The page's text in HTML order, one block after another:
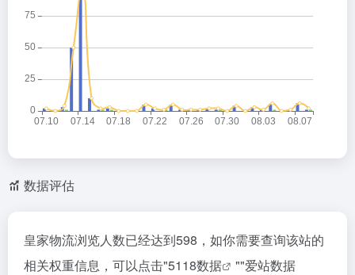
数据评估
皇家物流浏览人数已经达到598，如你需要查询该站的
相关权重信息，可以点击"5118数据 ""爱站数据